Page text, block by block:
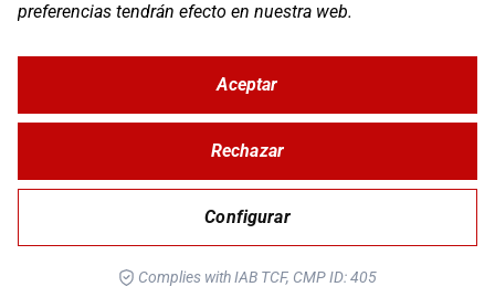
OS-BASE YAMAHA TENERE 700
preferencias tendrán efecto en nuestra web.
Configurar
Rechazar
Aceptar
Complies with IAB TCF, CMP ID: 405